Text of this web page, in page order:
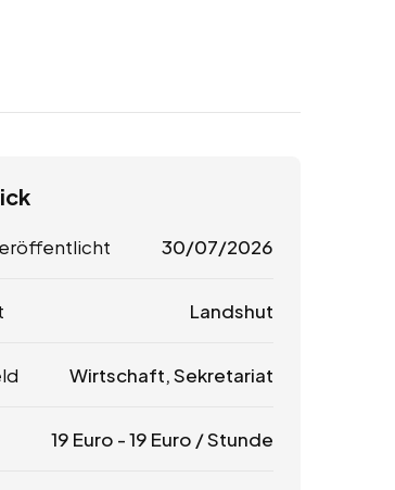
30/07/2026
Landshut
Wirtschaft, Sekretariat
19 Euro -19 Euro / Stunde